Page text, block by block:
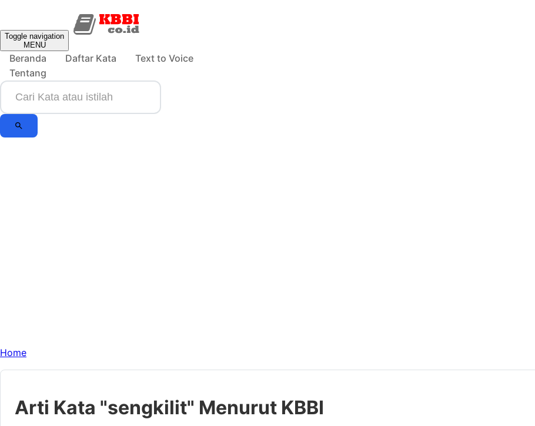
Toggle navigation
MENU
Beranda Daftar Kata
Text to Voice
Tentang
Home
Arti Kata "sengkilit" Menurut KBBI